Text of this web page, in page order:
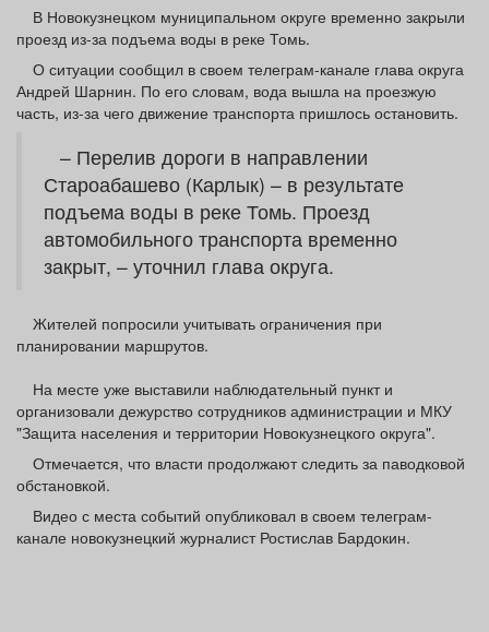
Афиша Обучение Проекты
Я - пенсионер
В Новокузнецком муниципальном округе временно закрыли
проезд из-за подъема воды в реке Томь.
О ситуации сообщил в своем телеграм-канале глава округа
Андрей Шарнин. По его словам, вода вышла на проезжую
часть, из-за чего движение транспорта пришлось остановить.
– Перелив дороги в направлении
Староабашево (Карлык) – в результате
подъема воды в реке Томь. Проезд
автомобильного транспорта временно
закрыт, – уточнил глава округа.
Жителей попросили учитывать ограничения при
планировании маршрутов.
На месте уже выставили наблюдательный пункт и
организовали дежурство сотрудников администрации и МКУ
"Защита населения и территории Новокузнецкого округа".
Отмечается, что власти продолжают следить за паводковой
обстановкой.
Видео с места событий опубликовал в своем телеграм-
канале новокузнецкий журналист Ростислав Бардокин.